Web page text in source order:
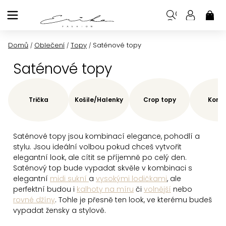
na
Domů / Oblečení / Topy / Saténové topy
Saténové topy
Saténové topy jsou kombinací elegance, pohodlí a
stylu. Jsou ideální volbou pokud chceš vytvořit
elegantní look, ale cítit se příjemně po celý den.
Saténový top bude vypadat skvěle v kombinaci s
elegantní midi sukní a vysokými lodičkami, ale
perfektní budou i kalhoty na míru či volnější nebo
rovné džíny. Tohle je přesně ten look, ve kterému budeš
vypadat žensky a stylově.
Trička Košile/Halenky Crop topy